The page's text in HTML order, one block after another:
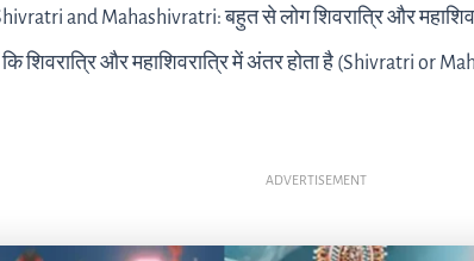
and Mahashivratri: बहुत से लोग शिवरात्रि और
शिवरात्रि और महाशिवरात्रि में अंतर होता है (Shivratri or
ADVERTISEMENT